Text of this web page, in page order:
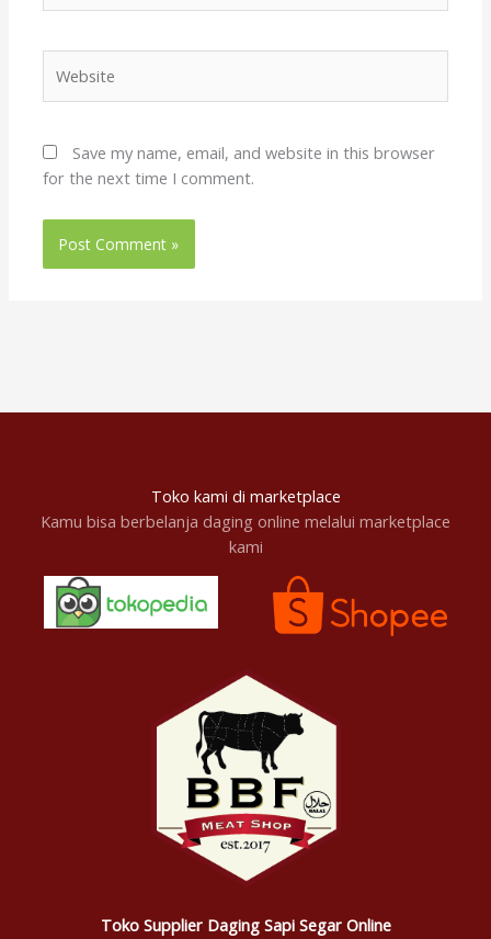
Save my name, email, and website in this browser
for the next time I comment.
Toko kami di marketplace
Kamu bisa berbelanja daging online melalui marketplace
kami
Toko Supplier Daging Sapi Segar Online